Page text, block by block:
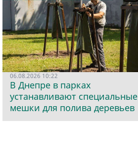
06.08.2026 10:22
В Днепре в парках
устанавливают специальные
мешки для полива деревьев